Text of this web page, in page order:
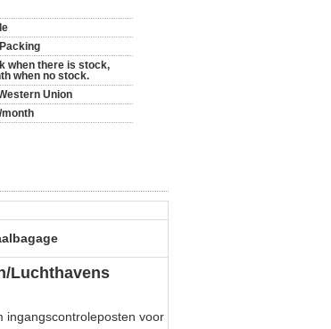
when there is stock,
when no stock.
Union
Luchthavens
ingangscontroleposten voor